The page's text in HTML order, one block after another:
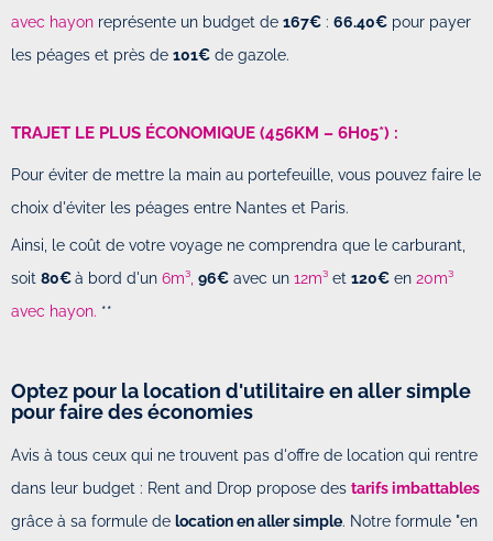
avec hayon représente un budget de 167€ : 66.40€ pour payer
les péages et près de 101€ de gazole.
TRAJET LE PLUS ÉCONOMIQUE (456KM – 6H05*) :
Pour éviter de mettre la main au portefeuille, vous pouvez faire le
choix d'éviter les péages entre Nantes et Paris.
Ainsi, le coût de votre voyage ne comprendra que le carburant,
soit 80€à bord d'un 6m³, 96€ avec un 12m³ et 120€ en 20m³
avec hayon. **
Optez pour la location d'utilitaire en aller simple
pour faire des économies
Avis à tous ceux qui ne trouvent pas d'offre de location qui rentre
dans leur budget : Rent and Drop propose des tarifs imbattables
grâce à sa formule de location en aller simple. Notre formule "en